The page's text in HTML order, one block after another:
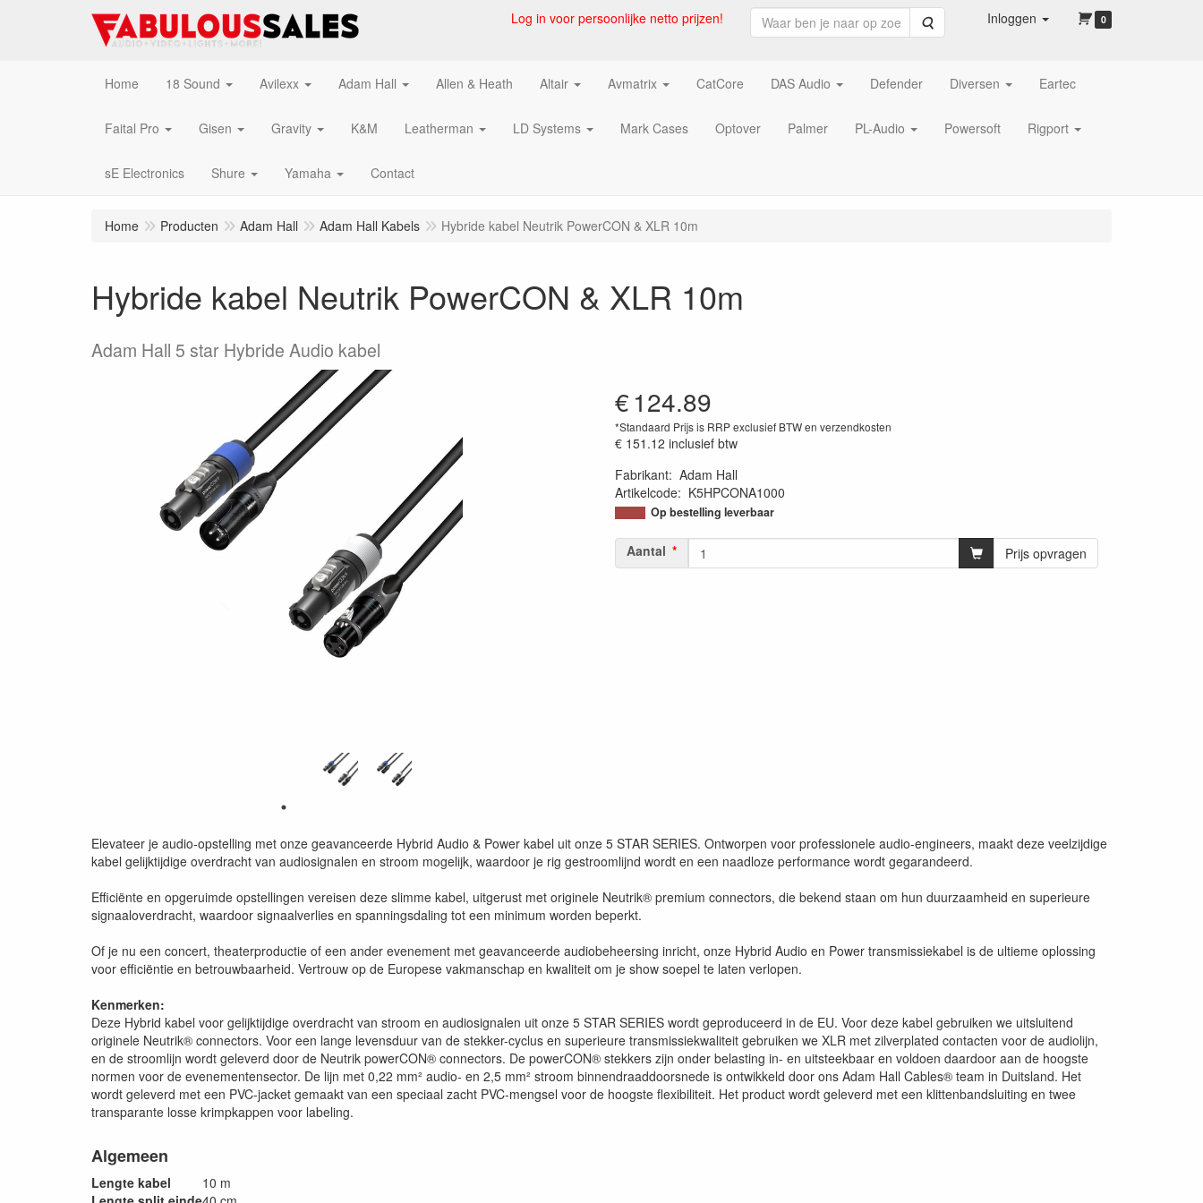
Log in voor persoonlijke netto prijzen! Zoeken Inloggen 0
Home 18 Sound Avilexx Adam Hall Allen & Heath Altair Avmatrix CatCore DAS Audio Defender Diversen Eartec
Faital Pro Gisen Gravity K&M Leatherman LD Systems Mark Cases Optover Palmer PL-Audio Powersoft Rigport
sE Electronics Shure Yamaha Contact
Home Producten Adam Hall Adam Hall Kabels Hybride kabel Neutrik PowerCON & XLR 10m
Hybride kabel Neutrik PowerCON & XLR 10m
Adam Hall 5 star Hybride Audio kabel
€124.89
*Standaard Prijs is RRP exclusief BTW en verzendkosten
€ 151.12 inclusief btw
Fabrikant: Adam Hall
Artikelcode: K5HPCONA1000
Op bestelling leverbaar
Aantal Prijs opvragen
Elevateer je audio-opstelling met onze geavanceerde Hybrid Audio & Power kabel uit onze 5 STAR SERIES. Ontworpen voor professionele audio-engineers, maakt deze veelzijdige
kabel gelijktijdige overdracht van audiosignalen en stroom mogelijk, waardoor je rig gestroomlijnd wordt en een naadloze performance wordt gegarandeerd.
Efficiënte en opgeruimde opstellingen vereisen deze slimme kabel, uitgerust met originele Neutrik® premium connectors, die bekend staan om hun duurzaamheid en superieure
signaaloverdracht, waardoor signaalverlies en spanningsdaling tot een minimum worden beperkt.
Of je nu een concert, theaterproductie of een ander evenement met geavanceerde audiobeheersing inricht, onze Hybrid Audio en Power transmissiekabel is de ultieme oplossing
voor efficiëntie en betrouwbaarheid. Vertrouw op de Europese vakmanschap en kwaliteit om je show soepel te laten verlopen.
Kenmerken:
Deze Hybrid kabel voor gelijktijdige overdracht van stroom en audiosignalen uit onze 5 STAR SERIES wordt geproduceerd in de EU. Voor deze kabel gebruiken we uitsluitend
originele Neutrik® connectors. Voor een lange levensduur van de stekker-cyclus en superieure transmissiekwaliteit gebruiken we XLR met zilverplated contacten voor de audiolijn,
en de stroomlijn wordt geleverd door de Neutrik powerCON® connectors. De powerCON® stekkers zijn onder belasting in- en uitsteekbaar en voldoen daardoor aan de hoogste
normen voor de evenementensector. De lijn met 0,22 mm² audio- en 2,5 mm² stroom binnendraaddoorsnede is ontwikkeld door ons Adam Hall Cables® team in Duitsland. Het
wordt geleverd met een PVC-jacket gemaakt van een speciaal zacht PVC-mengsel voor de hoogste flexibiliteit. Het product wordt geleverd met een klittenbandsluiting en twee
transparante losse krimpkappen voor labeling.
Algemeen
Lengte kabel
10 m